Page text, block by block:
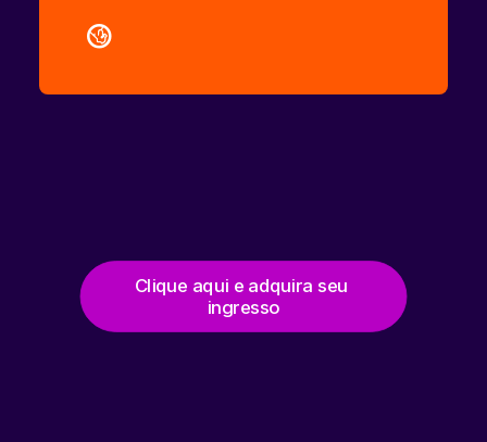
Clique aqui e adquira seu
ingresso